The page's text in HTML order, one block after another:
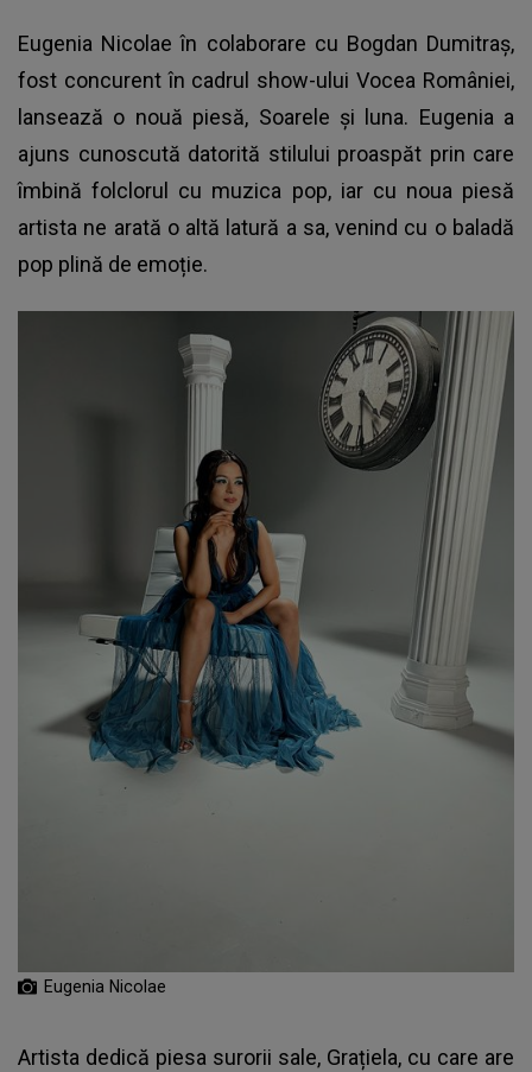
Eugenia Nicolae în colaborare cu Bogdan Dumitraș,
fost concurent în cadrul show-ului Vocea României,
lansează o nouă piesă, Soarele și luna. Eugenia a
ajuns cunoscută datorită stilului proaspăt prin care
îmbină folclorul cu muzica pop, iar cu noua piesă
artista ne arată o altă latură a sa, venind cu o baladă
pop plină de emoție.
Eugenia Nicolae
Artista dedică piesa surorii sale, Grațiela, cu care are